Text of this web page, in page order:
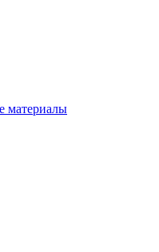
материалы